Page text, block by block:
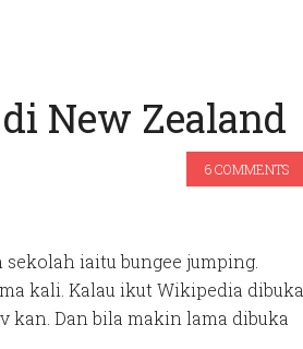
New Zealand
6 COMMENTS
iaitu bungee jumping.
kali. Kalau ikut Wikipedia dibuka
kan. Dan bila makin lama dibuka